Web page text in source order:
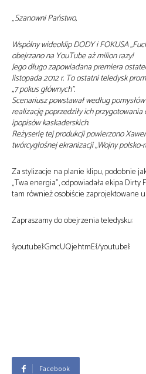
„Szanowni Państwo,
Wspólny wideoklip DODY i FOKUSA
obejrzano na YouTube aż milion razy!
Jego długo zapowiadana premiera
listopada 2012 r. To ostatni teledysk
„7 pokus głównych”.
Scenariusz powstawał według
realizację poprzedziły ich
ipopisów kaskaderskich.
Reżyserię tej produkcji powierzono
twórcygłośnej ekranizacji „Wojny polsko-
Za stylizacje na planie klipu, podobnie
„Twa energia”, odpowiadała ekipa Dirty
tam również osobiście zaprojektowane
Zapraszamy do obejrzenia teledysku:
{youtube}GmcUQjehtmE{/youtube}
Facebook